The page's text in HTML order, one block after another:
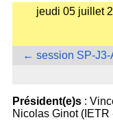
jeudi 05 juillet
← session SP-J3-
Président(e)s:
Nicolas Ginot (IETR